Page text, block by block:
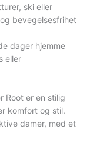
ski eller
bevegelsesfrihet
dager hjemme
eller
Root er en stilig
komfort og stil.
damer, med et